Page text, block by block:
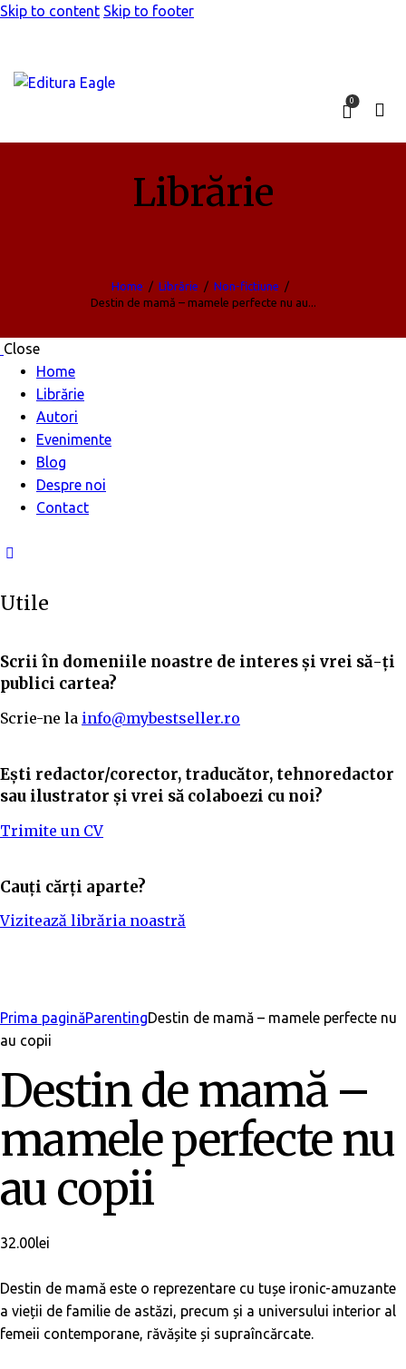
Skip to content Skip to footer
0
Librărie
Home Librărie
Non-fictiune
Destin de mamă – mamele perfecte nu au...
Close
Home
Librărie
Autori
Evenimente
Blog
Despre noi
Contact
Utile
Scrii în domeniile noastre de interes și vrei să-ți
publici cartea?
Scrie-ne la info@mybestseller.ro
Ești redactor/corector, traducător, tehnoredactor
sau ilustrator și vrei să colaboezi cu noi?
Trimite un CV
Cauți cărți aparte?
Vizitează librăria noastră
Prima paginăParentingDestin de mamă – mamele perfecte nu
au copii
Destin de mamă –
mamele perfecte nu
au copii
32.00lei
Destin de mamă este o reprezentare cu tușe ironic-amuzante
a vieții de familie de astăzi, precum și a universului interior al
femeii contemporane, răvășite și supraîncărcate.